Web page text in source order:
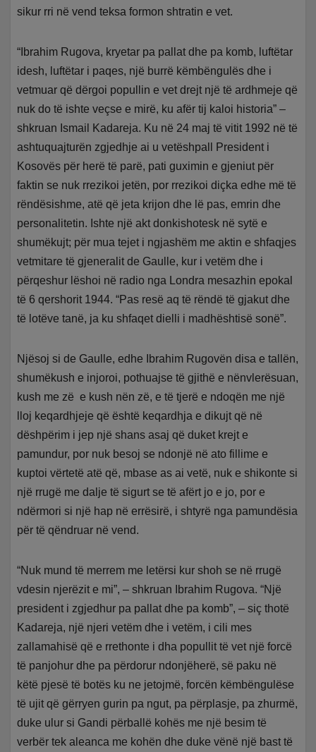
sikur rri në vend teksa formon shtratin e vet.
“Ibrahim Rugova, kryetar pa pallat dhe pa komb, luftëtar
idesh, luftëtar i paqes, një burrë këmbëngulës dhe i
vetmuar që dërgoi popullin e vet drejt një të ardhmeje që
nuk do të ishte veçse e mirë, ku afër tij kaloi historia” –
shkruan Ismail Kadareja. Ku në 24 maj të vitit 1992 në të
ashtuquajturën zgjedhje ai u vetëshpall President i
Kosovës për herë të parë, pati guximin e gjeniut për
faktin se nuk rrezikoi jetën, por rrezikoi diçka edhe më të
rëndësishme, atë që jeta krijon dhe lë pas, emrin dhe
personalitetin. Ishte një akt donkishotesk në sytë e
shumëkujt; për mua tejet i ngjashëm me aktin e shfaqjes
vetmitare të gjeneralit de Gaulle, kur i vetëm dhe i
përqeshur lëshoi në radio nga Londra mesazhin epokal
të 6 qershorit 1944. “Pas resë aq të rëndë të gjakut dhe
të lotëve tanë, ja ku shfaqet dielli i madhështisë sonë”.
Njësoj si de Gaulle, edhe Ibrahim Rugovën disa e tallën,
shumëkush e injoroi, pothuajse të gjithë e nënvlerësuan,
kush me zë e kush nën zë, e të tjerë e ndoqën me një
lloj keqardhjeje që është keqardhja e dikujt që në
dëshpërim i jep një shans asaj që duket krejt e
pamundur, por nuk besoj se ndonjë në ato fillime e
kuptoi vërtetë atë që, mbase as ai vetë, nuk e shikonte si
një rrugë me dalje të sigurt se të afërt jo e jo, por e
ndërmori si një hap në errësirë, i shtyrë nga pamundësia
për të qëndruar në vend.
“Nuk mund të merrem me letërsi kur shoh se në rrugë
vdesin njerëzit e mi”, – shkruan Ibrahim Rugova. “Një
president i zgjedhur pa pallat dhe pa komb”, – siç thotë
Kadareja, një njeri vetëm dhe i vetëm, i cili mes
zallamahisë që e rrethonte i dha popullit të vet një forcë
të panjohur dhe pa përdorur ndonjëherë, së paku në
këtë pjesë të botës ku ne jetojmë, forcën këmbëngulëse
të ujit që gërryen gurin pa ngut, pa përplasje, pa zhurmë,
duke ulur si Gandi përballë kohës me një besim të
verbër tek aleanca me kohën dhe duke vënë një bast të